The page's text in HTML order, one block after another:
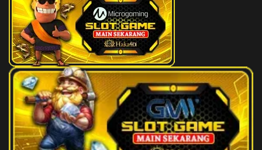
61
Wat Siam
62
Wanita Pulang
63
Ubi
64
Tusuk Gigi 3D
794
65
Tupai 3D
639
66
Anjing 3D
600
67
Anjing 3D
601